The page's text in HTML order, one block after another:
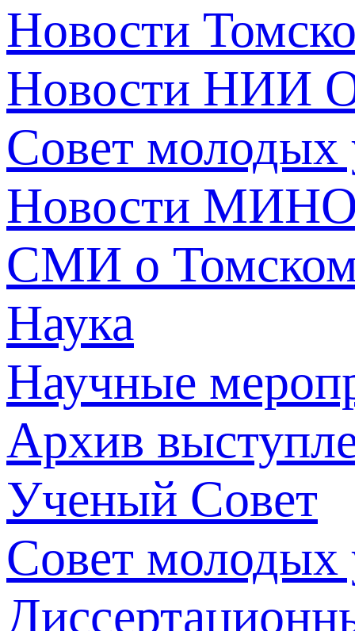
Новости
Новости НИИ
Совет молодых
Новости
СМИ о
Наука
Научные
Архив
Ученый Совет
Совет молодых